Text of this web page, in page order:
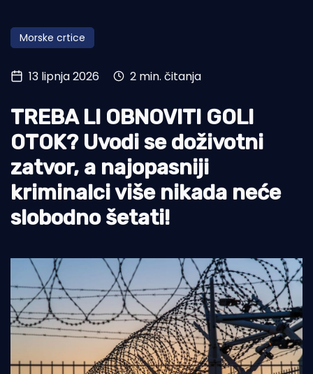
Obala
Otoci
Turizam i nautika
Pomorstvo
Ribolov
Ekologija
Tradicija i kultura
Morske crtice
13 lipnja 2026 2 min. čitanja
TREBA LI OBNOVITI GOLI
OTOK? Uvodi se doživotni
zatvor, a najopasniji
kriminalci više nikada neće
slobodno šetati!